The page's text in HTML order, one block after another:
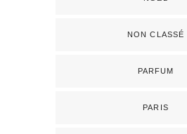
NON CLASSÉ
PARFUM
PARIS